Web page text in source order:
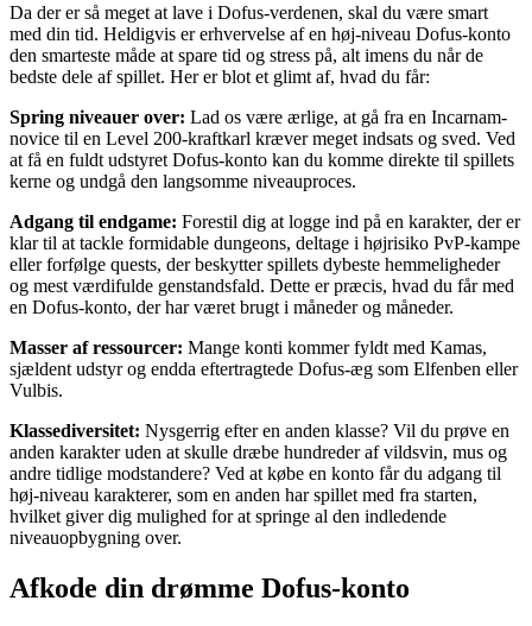
Da der er så meget at lave i Dofus-verdenen, skal du være smart
med din tid. Heldigvis er erhvervelse af en høj-niveau Dofus-konto
den smarteste måde at spare tid og stress på, alt imens du når de
bedste dele af spillet. Her er blot et glimt af, hvad du får:
Spring niveauer over: Lad os være ærlige, at gå fra en Incarnam-
novice til en Level 200-kraftkarl kræver meget indsats og sved. Ved
at få en fuldt udstyret Dofus-konto kan du komme direkte til spillets
kerne og undgå den langsomme niveauproces.
Adgang til endgame: Forestil dig at logge ind på en karakter, der er
klar til at tackle formidable dungeons, deltage i højrisiko PvP-kampe
eller forfølge quests, der beskytter spillets dybeste hemmeligheder
og mest værdifulde genstandsfald. Dette er præcis, hvad du får med
en Dofus-konto, der har været brugt i måneder og måneder.
Masser af ressourcer: Mange konti kommer fyldt med Kamas,
sjældent udstyr og endda eftertragtede Dofus-æg som Elfenben eller
Vulbis.
Klassediversitet: Nysgerrig efter en anden klasse? Vil du prøve en
anden karakter uden at skulle dræbe hundreder af vildsvin, mus og
andre tidlige modstandere? Ved at købe en konto får du adgang til
høj-niveau karakterer, som en anden har spillet med fra starten,
hvilket giver dig mulighed for at springe al den indledende
niveauopbygning over.
Afkode din drømme Dofus-konto